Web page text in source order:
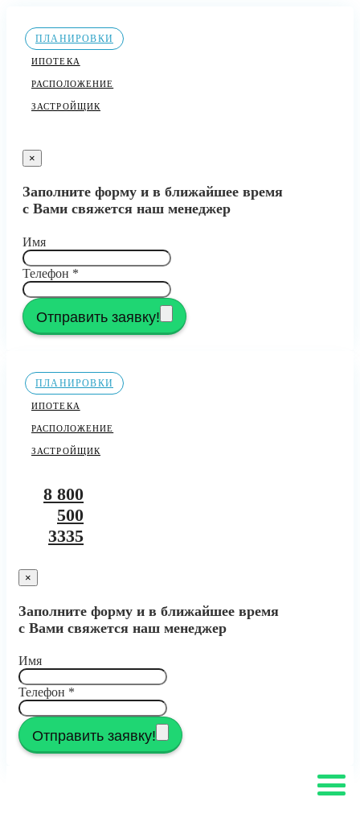
ПЛАНИРОВКИ
ИПОТЕКА
РАСПОЛОЖЕНИЕ
ЗАСТРОЙЩИК
×
Заполните форму и в ближайшее время
с Вами свяжется наш менеджер
Имя
Телефон *
Отправить заявку!
ПЛАНИРОВКИ
ИПОТЕКА
РАСПОЛОЖЕНИЕ
ЗАСТРОЙЩИК
8 800
500
3335
×
Заполните форму и в ближайшее время
с Вами свяжется наш менеджер
Имя
Телефон *
Отправить заявку!